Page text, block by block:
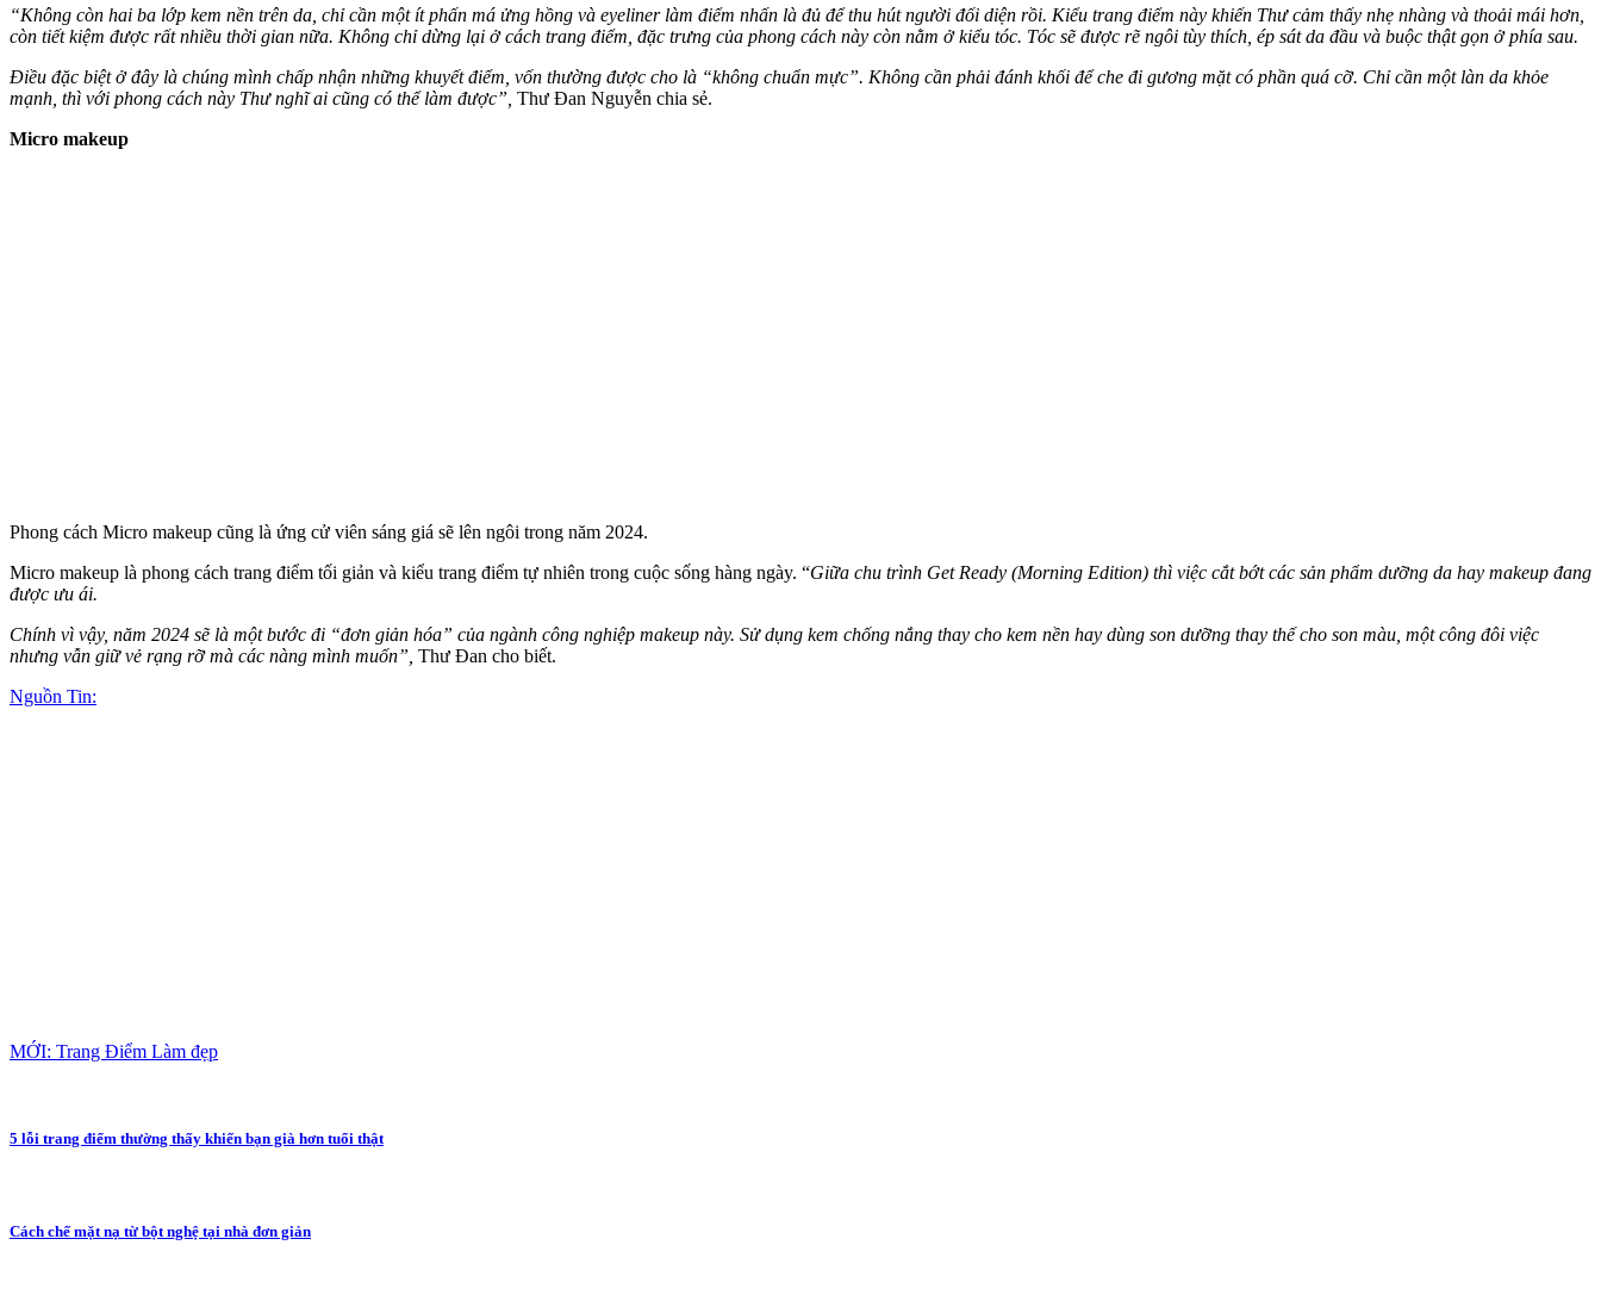
“Không còn hai ba lớp kem nền trên da, chỉ cần một ít phấn má ửng hồng và eyeliner làm điểm nhấn là đủ để thu hút người đối diện rồi. Kiểu trang điểm này khiến Thư cảm thấy nhẹ nhàng và thoải mái hơn,
còn tiết kiệm được rất nhiều thời gian nữa. Không chỉ dừng lại ở cách trang điểm, đặc trưng của phong cách này còn nằm ở kiểu tóc. Tóc sẽ được rẽ ngôi tùy thích, ép sát da đầu và buộc thật gọn ở phía sau.
Điều đặc biệt ở đây là chúng mình chấp nhận những khuyết điểm, vốn thường được cho là “không chuẩn mực”. Không cần phải đánh khối để che đi gương mặt có phần quá cỡ. Chỉ cần một làn da khỏe
mạnh, thì với phong cách này Thư nghĩ ai cũng có thể làm được”, Thư Đan Nguyễn chia sẻ.
Micro makeup
Phong cách Micro makeup cũng là ứng cử viên sáng giá sẽ lên ngôi trong năm 2024.
Micro makeup là phong cách trang điểm tối giản và kiểu trang điểm tự nhiên trong cuộc sống hàng ngày. “Giữa chu trình Get Ready (Morning Edition) thì việc cắt bớt các sản phẩm dưỡng da hay makeup đang
được ưu ái.
Chính vì vậy, năm 2024 sẽ là một bước đi “đơn giản hóa” của ngành công nghiệp makeup này. Sử dụng kem chống nắng thay cho kem nền hay dùng son dưỡng thay thế cho son màu, một công đôi việc
nhưng vẫn giữ vẻ rạng rỡ mà các nàng mình muốn”, Thư Đan cho biết.
Nguồn Tin:
MỚI: Trang Điểm Làm đẹp
5 lỗi trang điểm thường thấy khiến bạn già hơn tuổi thật
Cách chế mặt nạ từ bột nghệ tại nhà đơn giản